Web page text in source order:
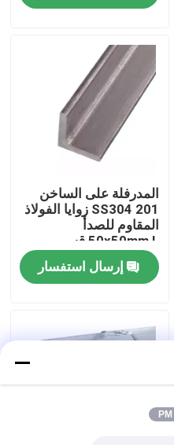
المدرفلة على الساخن
SS304 201 زوايا الفولاذ
المقاوم للصدأ
50x50mm L قسم
متساوي الملاك
إرسال استفسار